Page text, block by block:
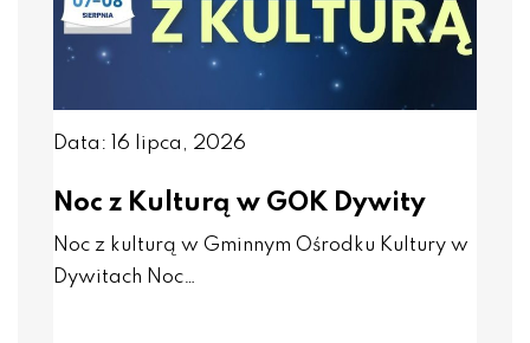
Data: 16 lipca, 2026
Noc z Kulturą w GOK Dywity
Noc z kulturą w Gminnym Ośrodku Kultury w
Dywitach Noc…